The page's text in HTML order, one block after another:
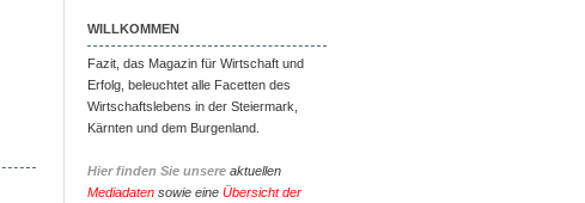
WILLKOMMEN
Fazit, das Magazin für Wirtschaft und
Erfolg, beleuchtet alle Facetten des
Wirtschaftslebens in der Steiermark,
Kärnten und dem Burgenland.
Hier finden Sie unsere aktuellen
Mediadaten sowie eine Übersicht der